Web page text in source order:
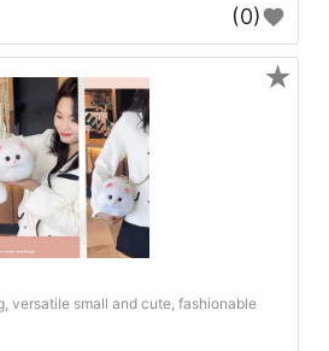
(0)
versatile small and cute, fashionable
★